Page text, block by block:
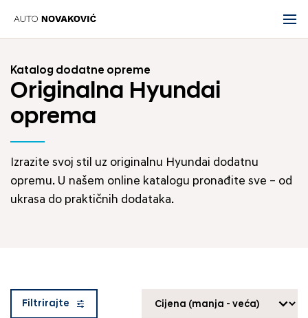
Katalog dodatne opreme
Originalna Hyundai
oprema
Izrazite svoj stil uz originalnu Hyundai dodatnu
opremu. U našem online katalogu pronađite sve – od
ukrasa do praktičnih dodataka.
Filtrirajte